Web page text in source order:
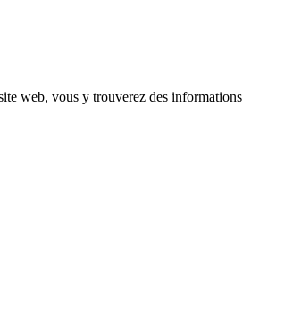
web, vous y trouverez des informations